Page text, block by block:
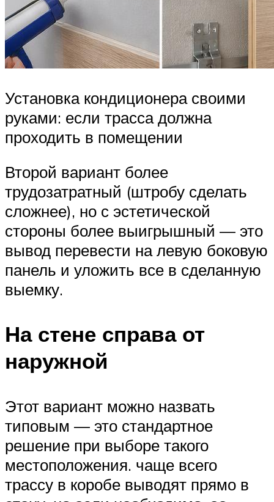
Установка кондиционера своими
руками: если трасса должна
проходить в помещении
Второй вариант более
трудозатратный (штробу сделать
сложнее), но с эстетической
стороны более выигрышный — это
вывод перевести на левую боковую
панель и уложить все в сделанную
выемку.
На стене справа от
наружной
Этот вариант можно назвать
типовым — это стандартное
решение при выборе такого
местоположения. чаще всего
трассу в коробе выводят прямо в